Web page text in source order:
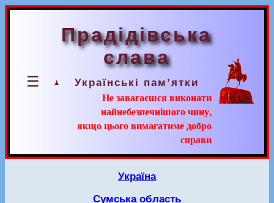
☰
Прадідівська
слава
Українські пам’ятки
Не завагаєшся виконати
найнебезпечнішого чину,
якщо цього вимагатиме добро
справи
Україна
Сумська область